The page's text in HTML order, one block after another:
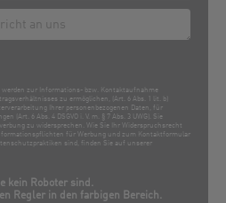
werden zur Informations- bzw. Kontaktaufnahme
zu ermöglichen, (Art. 6 Abs. 1 lit. b)
Ihrer personenbezogenen Daten, für
(Art. 6 Abs. 4 DSGVO i. V. m. § 7 Abs. 3 UWG). Sie
zu widersprechen. Wie Sie Ihr Widerspruchsrecht
für Werbung und zum Kontaktformular
sind, finden Sie auf unserer
kein Roboter sind.
Regler in den farbigen Bereich.